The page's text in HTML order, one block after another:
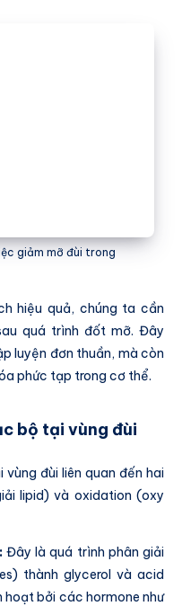
giảm mỡ đùi trong
hiệu quả, chúng ta cần
quá trình đốt mỡ. Đây
luyện đơn thuần, mà còn
phức tạp trong cơ thể.
bộ tại vùng đùi
đùi liên quan đến hai
lipid) và oxidation (oxy
Đây là quá trình phân giải
thành glycerol và acid
hoạt bởi các hormone như